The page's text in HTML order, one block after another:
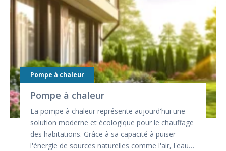
Pompe à chaleur
Pompe à chaleur
La pompe à chaleur représente aujourd'hui une
solution moderne et écologique pour le chauffage
des habitations. Grâce à sa capacité à puiser
l'énergie de sources naturelles comme l'air, l'eau…